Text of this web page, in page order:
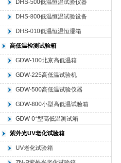
DHS-500低温恒温试验仪器
DHS-800低温恒温试验设备
DHS-010低温恒温恒湿箱
高低温检测试验箱
GDW-100北京高低温箱
GDW-225高低温试验机
GDW-500高低温试验仪器
GDW-800小型高低温试验箱
GDW-0*型高低温测试箱
紫外光UV老化试验箱
UV老化试验箱